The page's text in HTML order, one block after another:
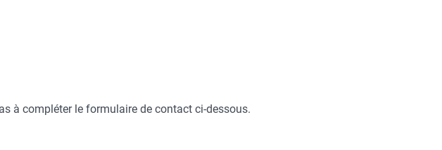
à compléter le formulaire de contact ci-dessous.